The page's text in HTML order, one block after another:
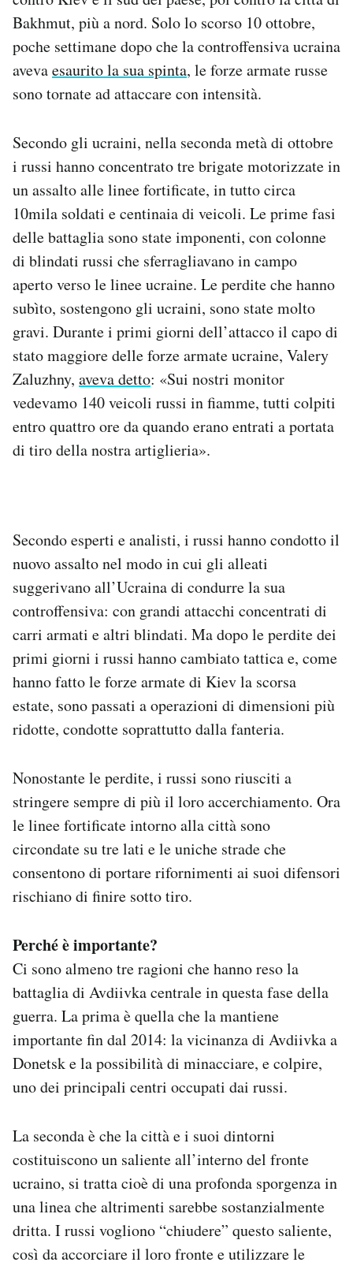
Bakhmut, più a nord. Solo lo scorso 10 ottobre,
poche settimane dopo che la controffensiva ucraina
avevaesaurito la sua spinta, le forze armate russe
sono tornate ad attaccare con intensità.
Secondo gli ucraini, nella seconda metà di ottobre
i russi hanno concentrato tre brigate motorizzate in
un assalto alle linee fortificate, in tutto circa
10mila soldati e centinaia di veicoli. Le prime fasi
delle battaglia sono state imponenti, con colonne
di blindati russi che sferragliavano in campo
aperto verso le linee ucraine. Le perdite che hanno
subìto, sostengono gli ucraini, sono state molto
gravi. Durante i primi giorni dell’attacco il capo di
stato maggiore delle forze armate ucraine, Valery
Zaluzhny, aveva detto: «Sui nostri monitor
vedevamo 140 veicoli russi in fiamme, tutti colpiti
entro quattro ore da quando erano entrati a portata
di tiro della nostra artiglieria».
Secondo esperti e analisti, i russi hanno condotto il
nuovo assalto nel modo in cui gli alleati
suggerivano all’Ucraina di condurre la sua
controffensiva: con grandi attacchi concentrati di
carri armati e altri blindati. Ma dopo le perdite dei
primi giorni i russi hanno cambiato tattica e, come
hanno fatto le forze armate di Kiev la scorsa
estate, sono passati a operazioni di dimensioni più
ridotte, condotte soprattutto dalla fanteria.
Nonostante le perdite, i russi sono riusciti a
stringere sempre di più il loro accerchiamento. Ora
le linee fortificate intorno alla città sono
circondate su tre lati e le uniche strade che
consentono di portare rifornimenti ai suoi difensori
rischiano di finire sotto tiro.
Perché è importante?
Ci sono almeno tre ragioni che hanno reso la
battaglia di Avdiivka centrale in questa fase della
guerra. La prima è quella che la mantiene
importante fin dal 2014: la vicinanza di Avdiivka a
Donetsk e la possibilità di minacciare, e colpire,
uno dei principali centri occupati dai russi.
La seconda è che la città e i suoi dintorni
costituiscono un saliente all’interno del fronte
ucraino, si tratta cioè di una profonda sporgenza in
una linea che altrimenti sarebbe sostanzialmente
dritta. I russi vogliono “chiudere” questo saliente,
così da accorciare il loro fronte e utilizzare le